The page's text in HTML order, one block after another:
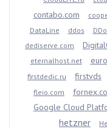
contabo.com
DataLine ddos
dediserve.com
eternalhost.net
firstdedic.ru
firstvds
fleio.com
Google Cloud
hetzner